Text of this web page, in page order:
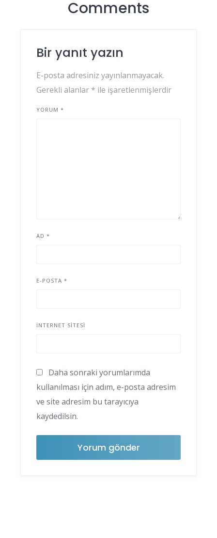
Comments
Bir yanıt yazın
E-posta adresiniz yayınlanmayacak.
Gerekli alanlar * ile işaretlenmişlerdir
YORUM *
AD *
E-POSTA *
İNTERNET SITESI
Daha sonraki yorumlarımda
kullanılması için adım, e-posta adresim
ve site adresim bu tarayıcıya
kaydedilsin.